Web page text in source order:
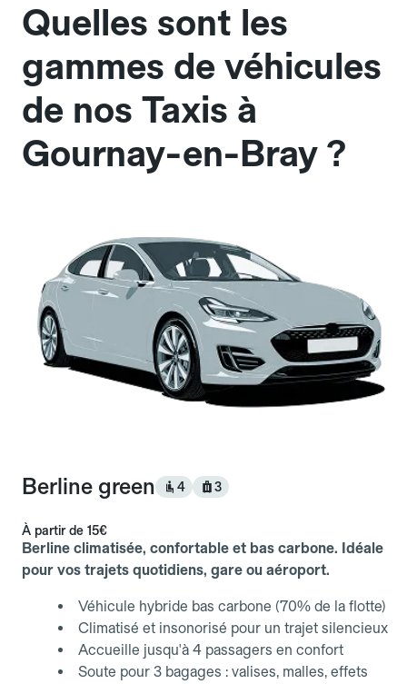
Quelles sont les
gammes de véhicules
de nos Taxis à
Gournay-en-Bray ?
Berline green 4 3
À partir de 15€
Berline climatisée, confortable et bas carbone. Idéale
pour vos trajets quotidiens, gare ou aéroport.
Véhicule hybride bas carbone (70% de la flotte)
Climatisé et insonorisé pour un trajet silencieux
Accueille jusqu'à 4 passagers en confort
Soute pour 3 bagages : valises, malles, effets